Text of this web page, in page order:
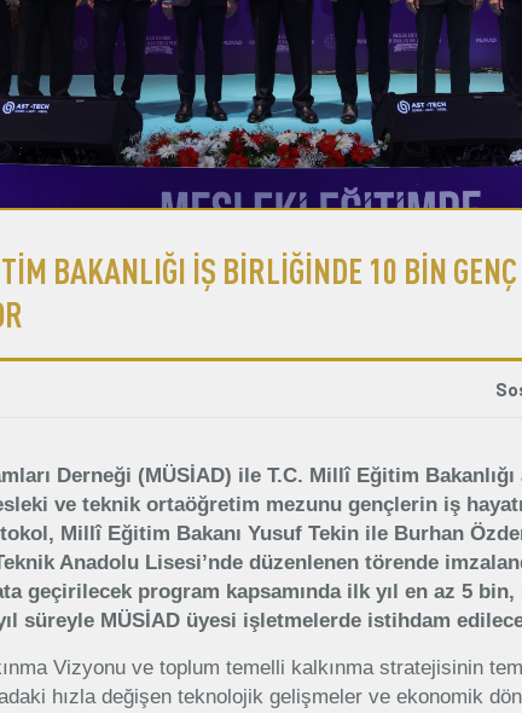
BAKANLIĞI İŞ BİRLİĞİNDE 10 BİN
Derneği (MÜSİAD) ile T.C. Millî Eğitim
ve teknik ortaöğretim mezunu gençlerin iş
Millî Eğitim Bakanı Yusuf Tekin ile Burhan
Anadolu Lisesi’nde düzenlenen törende
geçirilecek program kapsamında ilk yıl en az 5
süreyle MÜSİAD üyesi işletmelerde istihdam
Vizyonu ve toplum temelli kalkınma stratejisinin
hızla değişen teknolojik gelişmeler ve ekonomik